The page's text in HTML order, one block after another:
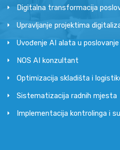
Digitalna transformacija
Upravljanje projektima
Uvođenje AI alata u poslovanje
NOS AI konzultant
Optimizacija skladišta i
Sistematizacija radnih mjesta
Implementacija kontrolinga i